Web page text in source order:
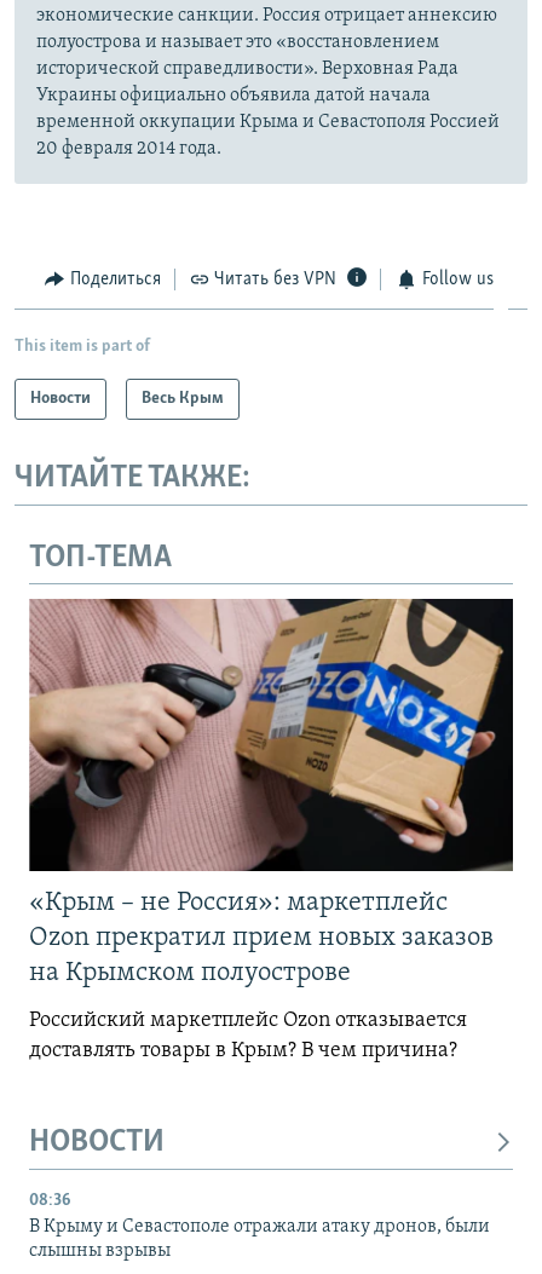
экономические санкции. Россия отрицает аннексию
полуострова и называет это «восстановлением
исторической справедливости». Верховная Рада
Украины официально объявила датой начала
временной оккупации Крыма и Севастополя Россией
20 февраля 2014 года.
Поделиться Читать без VPN Follow us
This item is part of
Новости Весь Крым
ЧИТАЙТЕ ТАКЖЕ:
ТОП-ТЕМА
«Крым – не Россия»: маркетплейс
Ozon прекратил прием новых заказов
на Крымском полуострове
Российский маркетплейс Ozon отказывается
доставлять товары в Крым? В чем причина?
НОВОСТИ
08:36
В Крыму и Севастополе отражали атаку дронов, были
слышны взрывы